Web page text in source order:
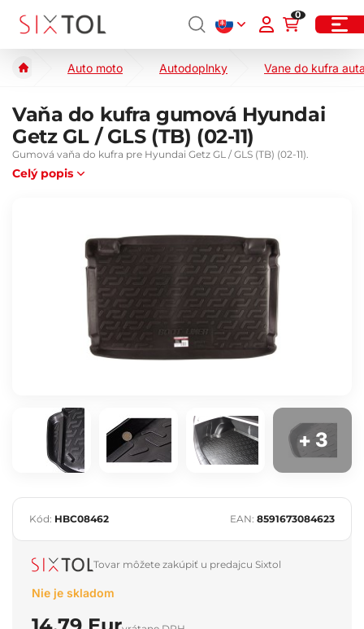
0
Auto moto Autodoplnky Vane do kufra
Vaňa do kufra gumová Hyundai
Getz GL / GLS (TB) (02-11)
Gumová vaňa do kufra pre Hyundai Getz GL / GLS (TB) (02-11).
Celý popis
+ 3
Kód: HBC08462 EAN: 8591673084623
Tovar môžete zakúpiť u predajcu Sixtol
Nie je skladom